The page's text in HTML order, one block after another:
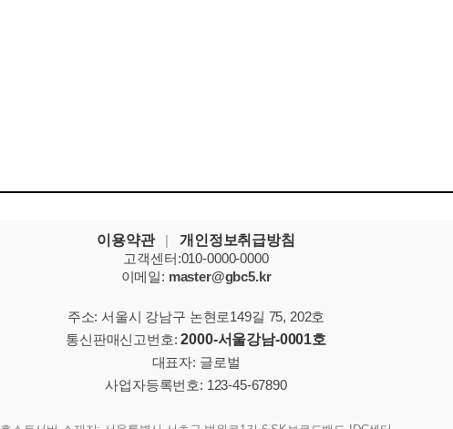
이용약관 |
개인정보취급방침
고객센터:010-0000-0000
이메일: master@gbc5.kr
주소: 서울시 강남구 논현로149길 75, 202호
통신판매신고번호:2000-서울강남-0001호
대표자: 글로벌
사업자등록번호: 123-45-67890